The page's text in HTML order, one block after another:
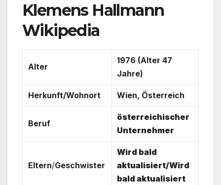
Klemens Hallmann
Wikipedia
Alter
1976 (Alter 47
Jahre)
Herkunft/Wohnort Wien, Österreich
Beruf
österreichischer
Unternehmer
Eltern/Geschwister
Wird bald
aktualisiert/Wird
bald aktualisiert